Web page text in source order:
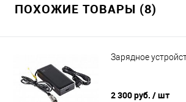
ПОХОЖИЕ ТОВАРЫ (8)
Зарядное
2 300 руб. / шт